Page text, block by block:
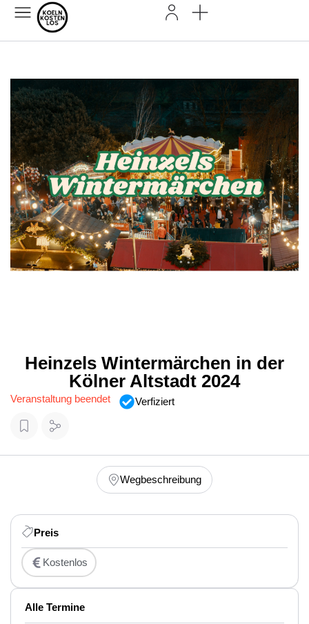
Heinzels Wintermärchen in der
Kölner Altstadt 2024
Veranstaltung beendet Verfiziert
Wegbeschreibung
Preis
Kostenlos
Alle Termine